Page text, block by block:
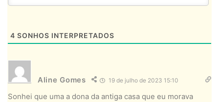
4 SONHOS INTERPRETADOS
Aline Gomes 19 de julho de 2023 15:10
Sonhei que uma a dona da antiga casa que eu morava